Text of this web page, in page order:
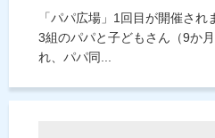
「パパ広場」1回目が開催され
3組のパパと子どもさん（9か
れ、パパ同...